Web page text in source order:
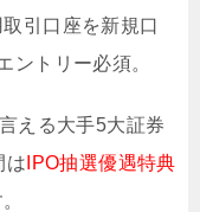
引口座を新規口
ントリー必須。
える大手5大証券
は IPO抽選優遇特典